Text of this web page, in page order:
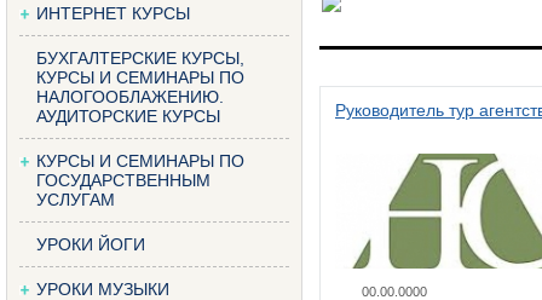
ИНТЕРНЕТ КУРСЫ
БУХГАЛТЕРСКИЕ КУРСЫ,
КУРСЫ И СЕМИНАРЫ ПО
НАЛОГООБЛАЖЕНИЮ.
АУДИТОРСКИЕ КУРСЫ
КУРСЫ И СЕМИНАРЫ ПО
ГОСУДАРСТВЕННЫМ
УСЛУГАМ
УРОКИ ЙОГИ
УРОКИ МУЗЫКИ
Руководитель тур
00.00.0000